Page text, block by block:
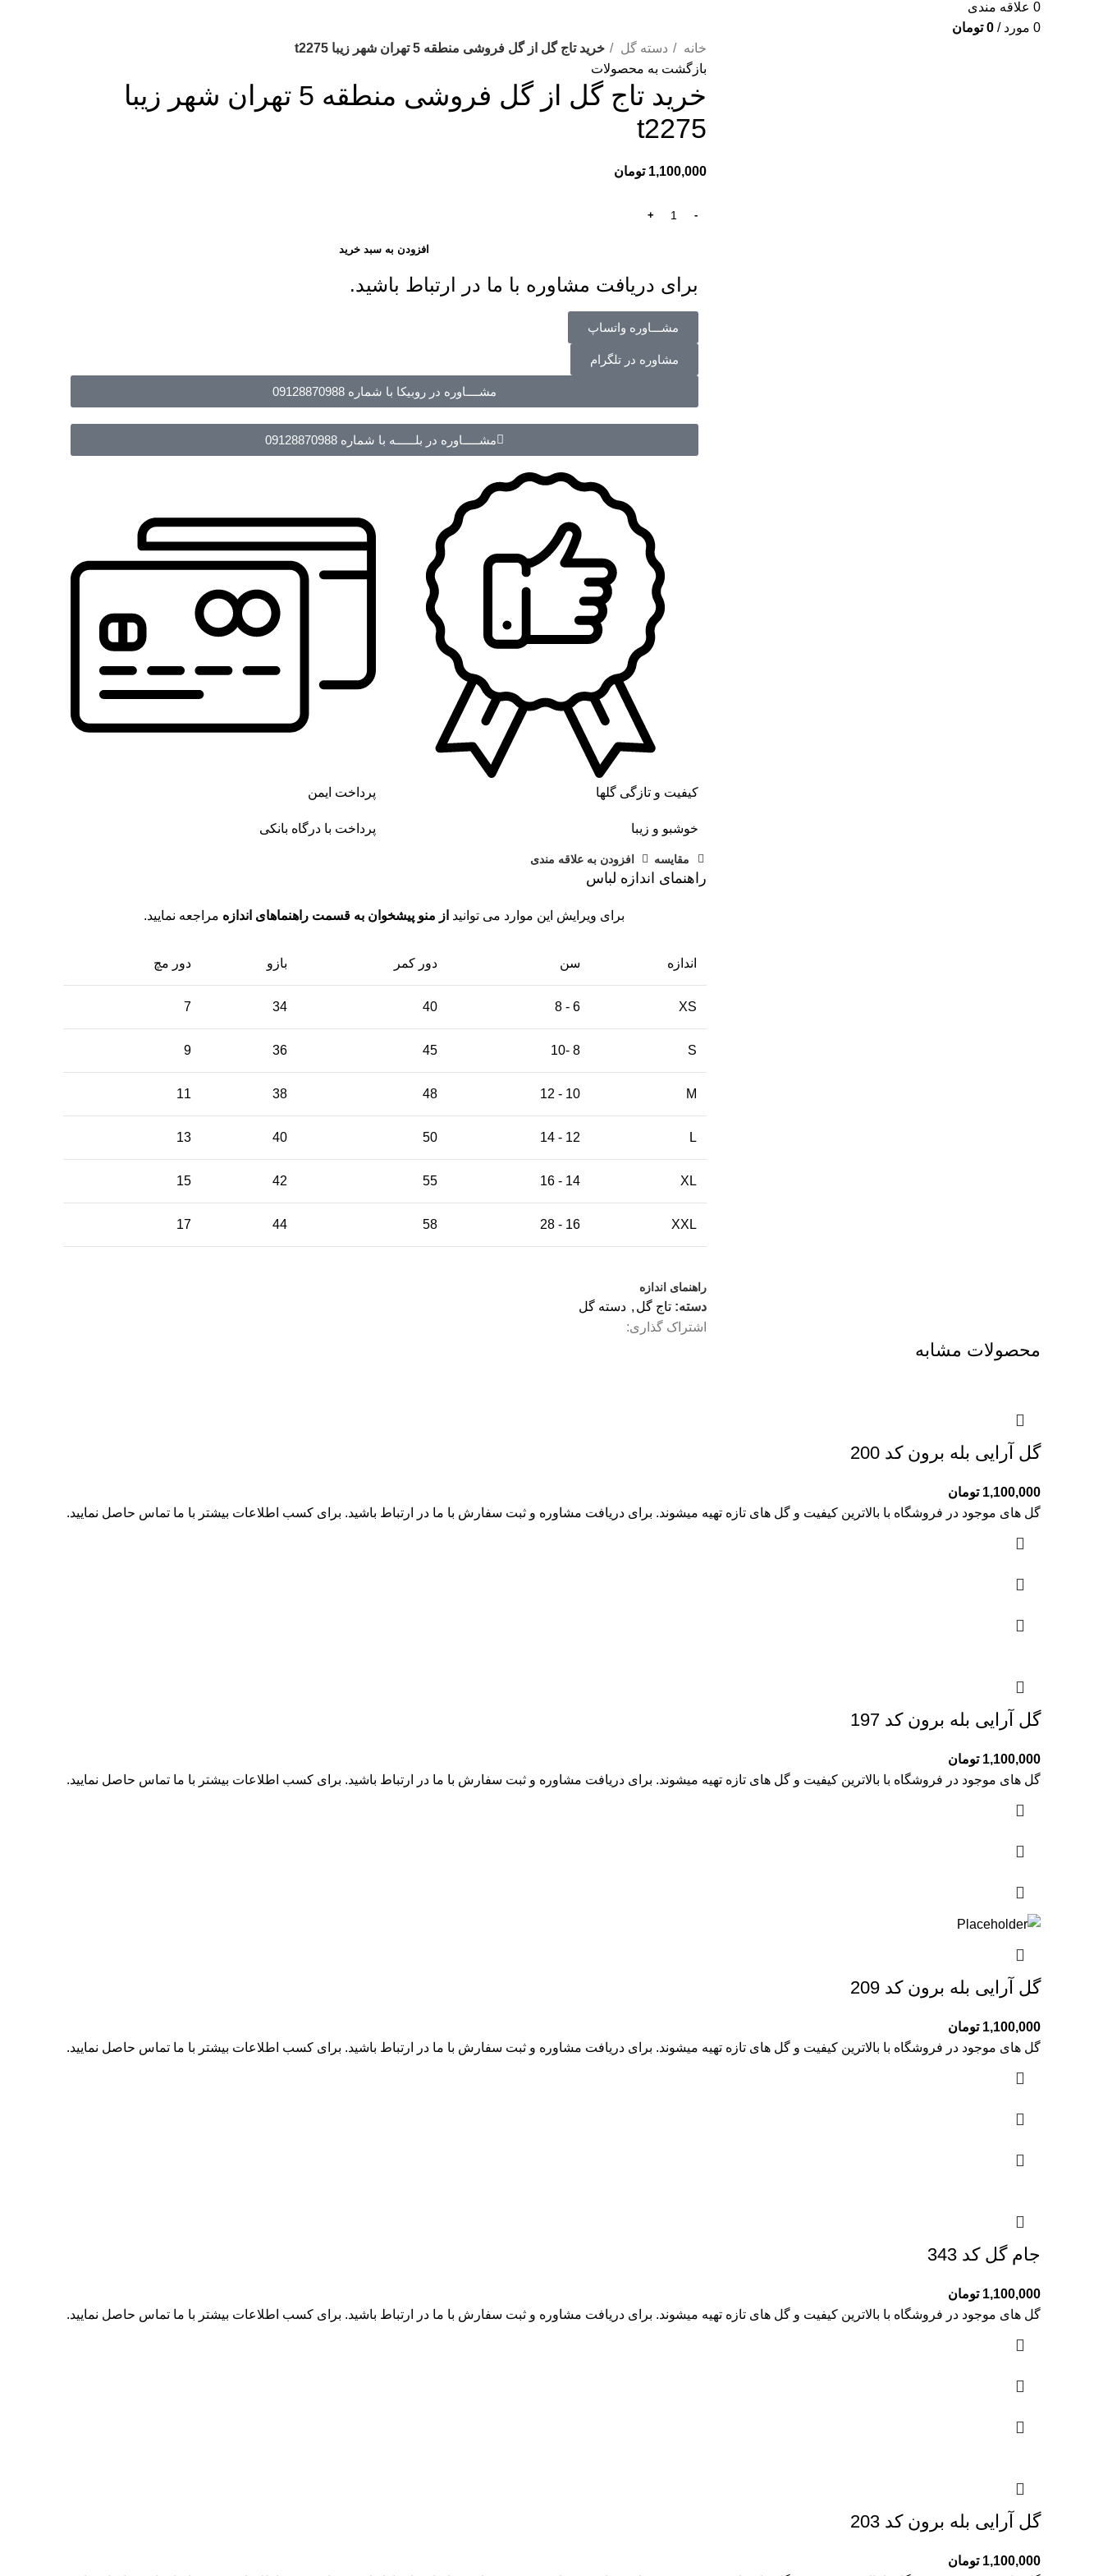
0 علاقه مندی
0 مورد /
0 تومان
خانه دسته گل
خرید تاج گل از گل فروشی منطقه 5 تهران شهر زیبا t2275
بازگشت به محصولات
خرید تاج گل از گل فروشی منطقه 5 تهران شهر زیبا
t2275
1,100,000 تومان
افزودن به سبد خرید
برای دریافت مشاوره با ما در ارتباط باشید.
مشـــاوره واتساپ
مشاوره در تلگرام
مشــــاوره در روبیکا با شماره 09128870988
مشـــــاوره در بلــــــه با شماره 09128870988
کیفیت و تازگی گلها
خوشبو و زیبا
پرداخت ایمن
پرداخت با درگاه بانکی
مقايسه افزودن به علاقه مندی
راهنمای اندازه لباس
برای ویرایش این موارد می توانید از منو پیشخوان به قسمت راهنماهای اندازه مراجعه نمایید.
اندازه سن دور کمر بازو دور مچ
XS
6 - 8
40
34
7
S
8 -10
45
36
9
M
10 - 12
48
38
11
L
12 - 14
50
40
13
XL
14 - 16
55
42
15
XXL
16 - 28
58
44
17
راهنمای اندازه
دسته: تاج گل , دسته گل
اشتراک گذاری:
محصولات مشابه
گل آرایی بله برون کد 200
1,100,000 تومان
گل های موجود در فروشگاه با بالاترین کیفیت و گل های تازه تهیه میشوند. برای دریافت مشاوره و ثبت سفارش با ما در ارتباط باشید. برای کسب اطلاعات بیشتر با ما تماس حاصل نمایید.
گل آرایی بله برون کد 197
1,100,000 تومان
گل های موجود در فروشگاه با بالاترین کیفیت و گل های تازه تهیه میشوند. برای دریافت مشاوره و ثبت سفارش با ما در ارتباط باشید. برای کسب اطلاعات بیشتر با ما تماس حاصل نمایید.
گل آرایی بله برون کد 209
1,100,000 تومان
گل های موجود در فروشگاه با بالاترین کیفیت و گل های تازه تهیه میشوند. برای دریافت مشاوره و ثبت سفارش با ما در ارتباط باشید. برای کسب اطلاعات بیشتر با ما تماس حاصل نمایید.
جام گل کد 343
1,100,000 تومان
گل های موجود در فروشگاه با بالاترین کیفیت و گل های تازه تهیه میشوند. برای دریافت مشاوره و ثبت سفارش با ما در ارتباط باشید. برای کسب اطلاعات بیشتر با ما تماس حاصل نمایید.
گل آرایی بله برون کد 203
1,100,000 تومان